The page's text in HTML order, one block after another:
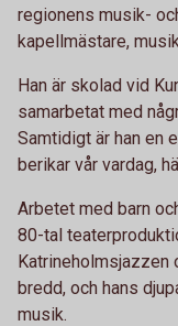
regionens musik-
kapellmästare,
Han är skolad vid
samarbetat med
Samtidigt är han en
berikar vår vardag,
Arbetet med barn
80-tal
Katrineholmsjazzen
bredd, och hans
musik.